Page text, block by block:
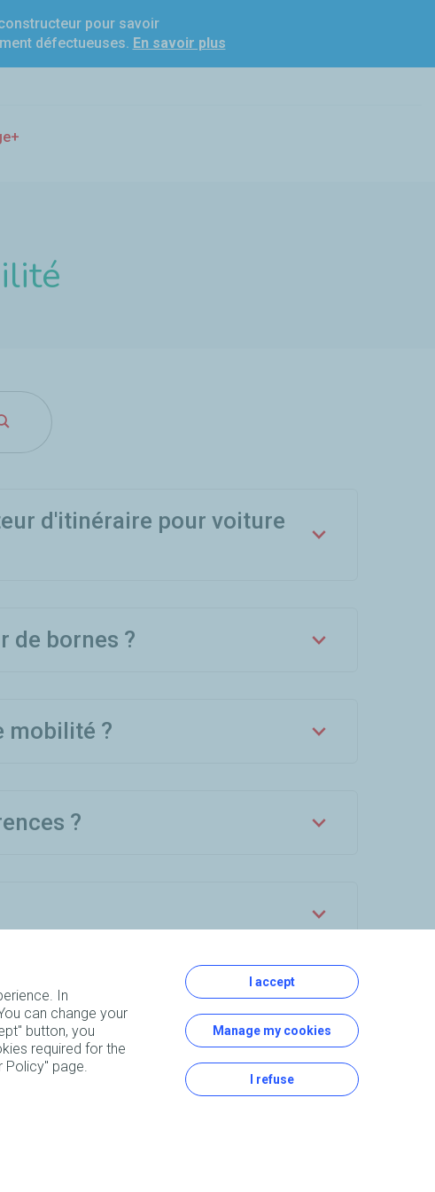
pour savoir
défectueuses. En savoir plus
d'itinéraire pour voiture
de bornes ?
mobilité ?
?
Copyright © 2026
. Tous droits réservés.
Première Place
In
can change your
button, you
required for the
Policy" page.
I accept
Manage my cookies
I refuse